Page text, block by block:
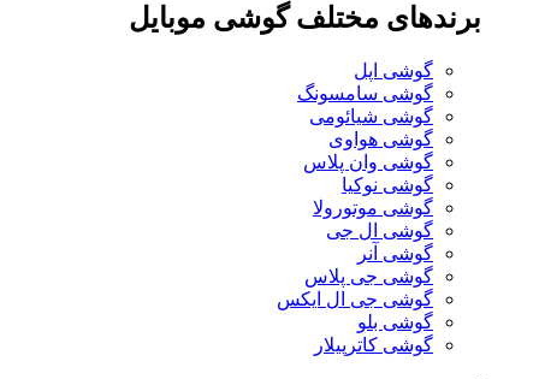
برندهای مختلف گوشی موبایل
گوشی اپل
گوشی سامسونگ
گوشی شیائومی
گوشی هواوی
گوشی وان پلاس
گوشی نوکیا
گوشی موتورولا
گوشی ال جی
گوشی آنر
گوشی جی پلاس
گوشی جی ال ایکس
گوشی بلو
گوشی کاترپیلار